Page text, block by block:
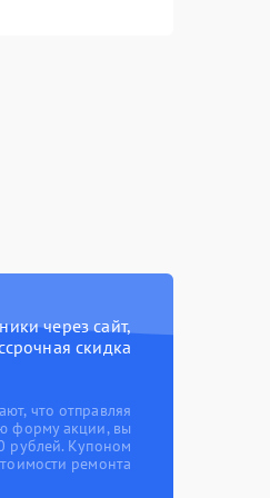
через сайт,
скидка
что отправляя
форму акции, вы
рублей. Купоном
ремонта